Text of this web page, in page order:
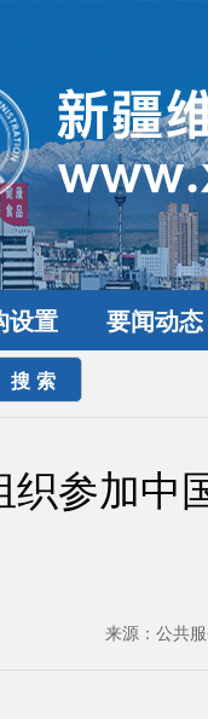
设置 要闻动态
织参加中
来源： 公共